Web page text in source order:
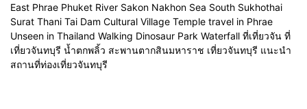
East Phrae Phuket River Sakon Nakhon Sea South Sukhothai
Surat Thani Tai Dam Cultural Village Temple travel in Phrae
Unseen in Thailand Walking Dinosaur Park Waterfall ที่เที่ยวจัน ที่
เที่ยวจันทบุรี น้ำตกพลิ้ว สะพานตากสินมหาราช เที่ยวจันทบุรี แนะนำ
สถานที่ท่องเที่ยวจันทบุรี